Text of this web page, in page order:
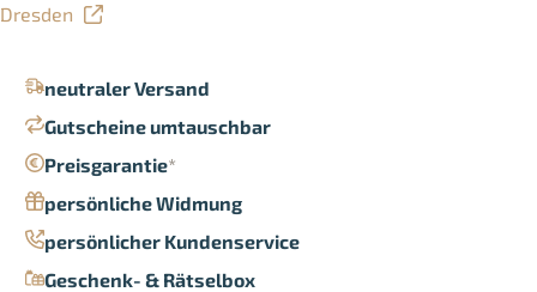
neutraler Versand
Gutscheine umtauschbar
Preisgarantie*
persönliche Widmung
persönlicher Kundenservice
Geschenk- & Rätselbox
Dresden